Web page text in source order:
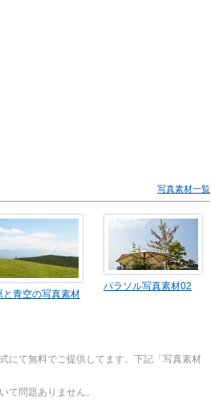
写真素材一覧
と青空の写真素材
パラソル写真素材02
にて無料でご提供してます。下記「写真素材
て問題ありません。